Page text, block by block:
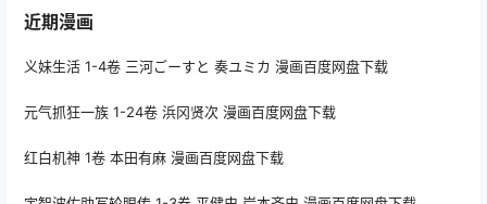
近期漫画
义妹生活 1-4卷 三河ごーすと 奏ユミカ 漫画百度网盘下载
元气抓狂一族 1-24卷 浜冈贤次 漫画百度网盘下载
红白机神 1卷 本田有麻 漫画百度网盘下载